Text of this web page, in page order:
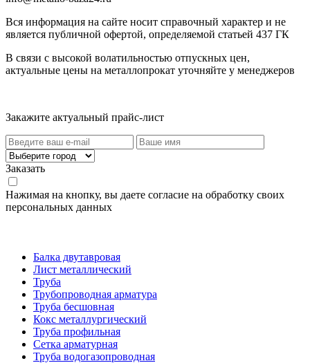
Вся информация на сайте носит справочный характер и не
является публичной офертой, определяемой статьей 437 ГК
В связи с высокой волатильностью отпускных цен,
актуальные цены на металлопрокат уточняйте у менеджеров
Закажите актуальный прайс-лист
Заказать
Нажимая на кнопку, вы даете согласие на обработку своих
персональных данных
Балка двутавровая
Лист металлический
Труба
Трубопроводная арматура
Труба бесшовная
Кокс металлургический
Труба профильная
Cетка арматурная
Труба водогазопроводная